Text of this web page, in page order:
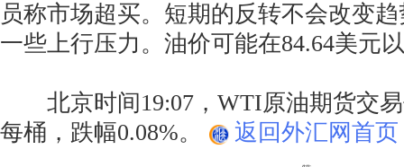
员称市场超买。短期的反转不会改变
一些上行压力。油价可能在84.64美元
北京时间19:07，WTI原油期货交易
每桶，跌幅0.08%。
返回外汇网首